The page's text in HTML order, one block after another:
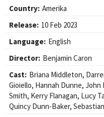
Country: Amerika
Release: 10 Feb 2023
Language: English
Director: Benjamin Caron
Cast: Briana Middleton,
Gioiello, Hannah Dunne, John
Smith, Kerry Flanagan, Lucy
Quincy Dunn-Baker,